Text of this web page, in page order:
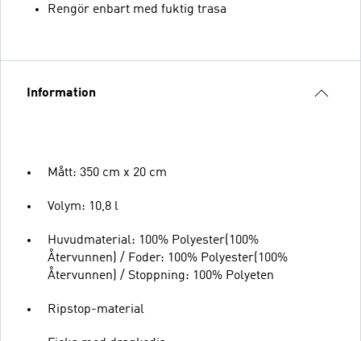
Rengör enbart med fuktig trasa
Information
Mått: 350 cm x 20 cm
Volym: 10,8 l
Huvudmaterial: 100% Polyester(100%
Återvunnen) / Foder: 100% Polyester(100%
Återvunnen) / Stoppning: 100% Polyeten
Ripstop-material